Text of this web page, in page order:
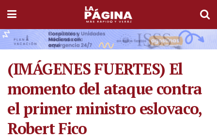
(IMÁGENES FUERTES) El
momento del ataque contra
el primer ministro eslovaco,
Robert Fico